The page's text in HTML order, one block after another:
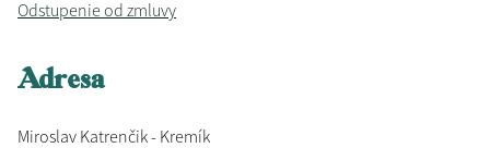
Odstupenie od zmluvy
Adresa
Miroslav Katrenčik - Kremík